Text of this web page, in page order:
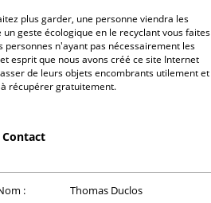
plus garder, une personne viendra les
geste écologique en le recyclant vous faites
personnes n'ayant pas nécessairement les
esprit que nous avons créé ce site Internet
de leurs objets encombrants utilement et
récupérer gratuitement.
Contact
:
Thomas Duclos